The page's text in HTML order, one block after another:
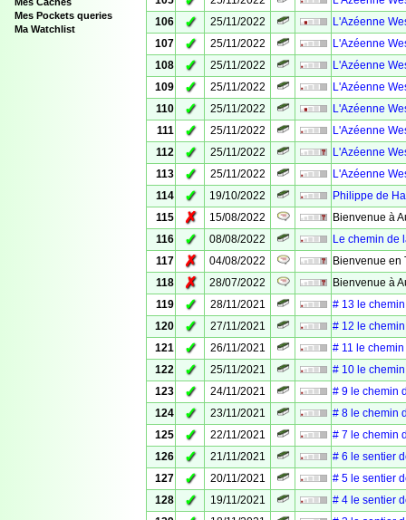
Mes Pockets queries
Ma Watchlist
106
✓ 25/11/2022
L'Azéenne
107
✓ 25/11/2022
L'Azéenne
108
✓ 25/11/2022
L'Azéenne
109
✓ 25/11/2022
L'Azéenne
110
✓ 25/11/2022
L'Azéenne
111
✓ 25/11/2022
L'Azéenne
112
✓ 25/11/2022
L'Azéenne
113
✓ 25/11/2022
L'Azéenne
114
✓ 19/10/2022
Philippe de
115
✗ 15/08/2022
Bienvenue à
116
✓ 08/08/2022
Le chemin de
117
✗ 04/08/2022
Bienvenue en
118
✗ 28/07/2022
Bienvenue à
119
✓ 28/11/2021
# 13 le
120
✓ 27/11/2021
# 12 le
121
✓ 26/11/2021
# 11 le
122
✓ 25/11/2021
# 10 le
123
✓ 24/11/2021
# 9 le chemin
124
✓ 23/11/2021
# 8 le chemin
125
✓ 22/11/2021
# 7 le chemin
126
✓ 21/11/2021
# 6 le sentier
127
✓ 20/11/2021
# 5 le sentier
128
✓ 19/11/2021
# 4 le sentier